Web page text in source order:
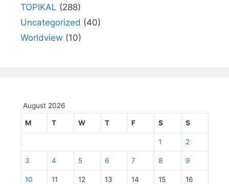
TOPIKAL (288)
Uncategorized (40)
Worldview (10)
August 2026
M T W T F S S
1 2
3 4 5 6 7 8 9
10 11 12 13 14 15 16